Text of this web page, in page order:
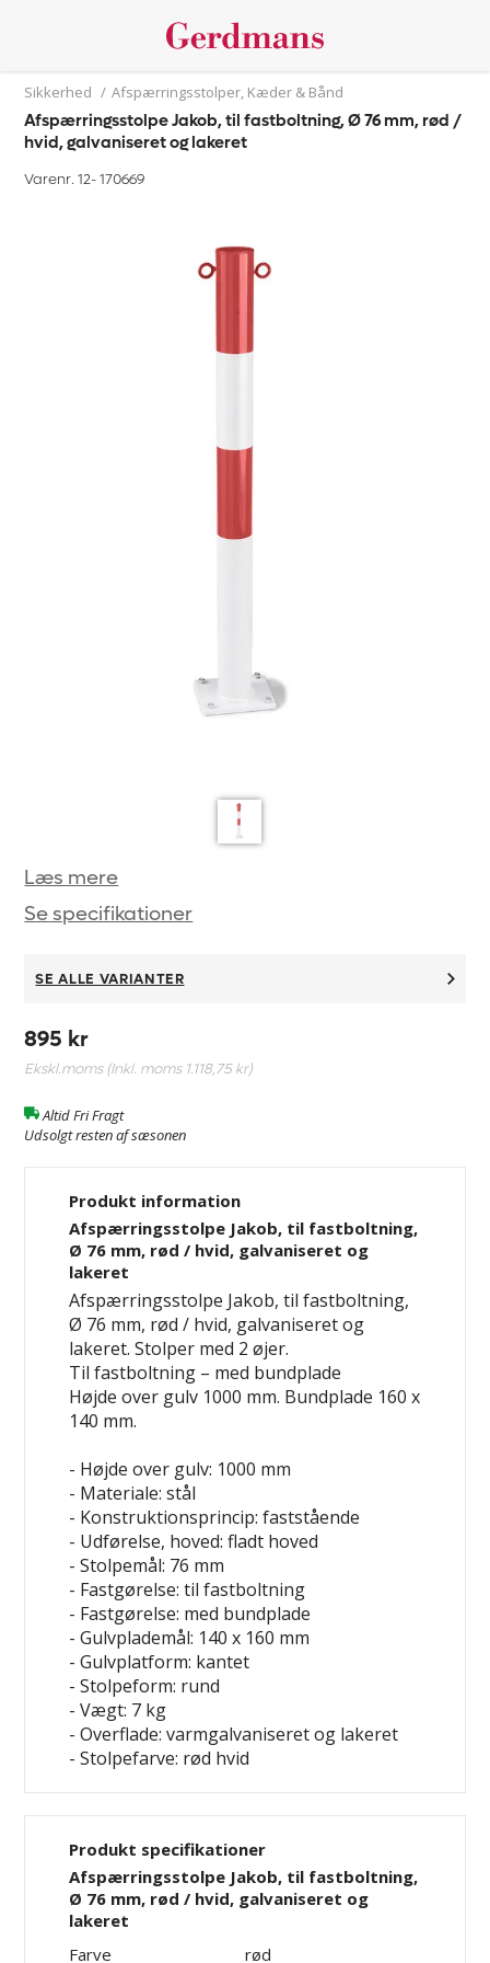
Sikkerhed / Afspærringsstolper, Kæder & Bånd
Afspærringsstolpe Jakob, til fastboltning, Ø 76 mm, rød /
hvid, galvaniseret og lakeret
Varenr. 12-170669
Læs mere
Se specifikationer
SE ALLE VARIANTER
895 kr
Ekskl.moms (Inkl. moms 1.118,75 kr)
Altid Fri Fragt
Udsolgt resten af sæsonen
Produkt information
Afspærringsstolpe Jakob, til fastboltning,
Ø 76 mm, rød / hvid, galvaniseret og
lakeret
Afspærringsstolpe Jakob, til fastboltning,
Ø 76 mm, rød / hvid, galvaniseret og
lakeret. Stolper med 2 øjer.
Til fastboltning – med bundplade
Højde over gulv 1000 mm. Bundplade 160 x
140 mm.
- Højde over gulv: 1000 mm
- Materiale: stål
- Konstruktionsprincip: faststående
- Udførelse, hoved: fladt hoved
- Stolpemål: 76 mm
- Fastgørelse: til fastboltning
- Fastgørelse: med bundplade
- Gulvplademål: 140 x 160 mm
- Gulvplatform: kantet
- Stolpeform: rund
- Vægt: 7 kg
- Overflade: varmgalvaniseret og lakeret
- Stolpefarve: rød hvid
Produkt specifikationer
Afspærringsstolpe Jakob, til fastboltning,
Ø 76 mm, rød / hvid, galvaniseret og
lakeret
Farve
rød